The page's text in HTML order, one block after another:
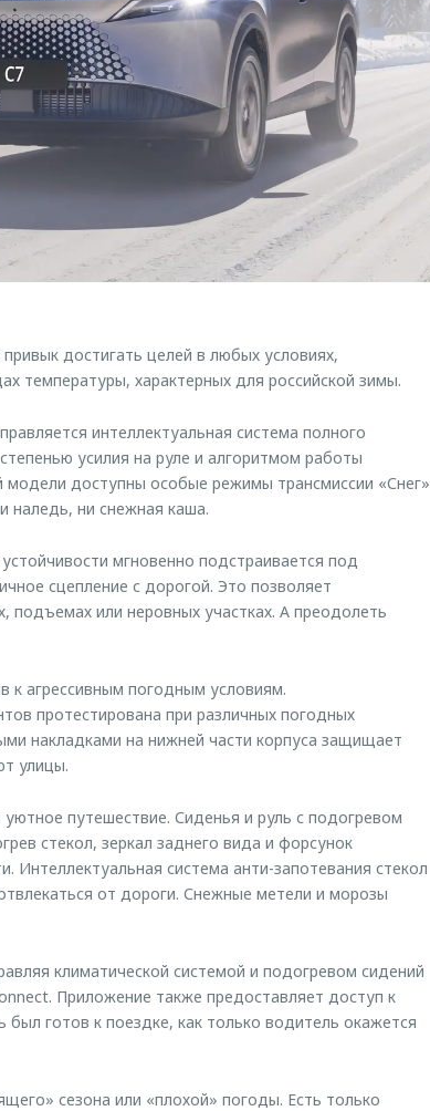
достигать целей в любых условиях,
температуры, характерных для российской зимы.
интеллектуальная система полного
усилия на руле и алгоритмом работы
доступны особые режимы трансмиссии «Снег»
наледь, ни снежная каша.
мгновенно подстраивается под
сцепление с дорогой. Это позволяет
подъемах или неровных участках. А преодолеть
к агрессивным погодным условиям.
протестирована при различных погодных
накладками на нижней части корпуса защищает
улицы.
путешествие. Сиденья и руль с подогревом
стекол, зеркал заднего вида и форсунок
система анти-запотевания стекол
от дороги. Снежные метели и морозы
климатической системой и подогревом сидений
Приложение также предоставляет доступ к
готов к поездке, как только водитель окажется
сезона или «плохой» погоды. Есть только